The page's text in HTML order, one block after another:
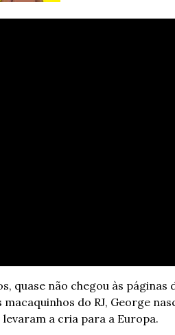
quase não chegou às páginas
do RJ, George
a cria para a Europa.